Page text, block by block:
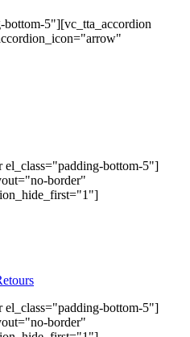
bottom-5"][vc_tta_accordion
el_class="padding-bottom-5"]
border"
el_class="padding-bottom-5"]
border"